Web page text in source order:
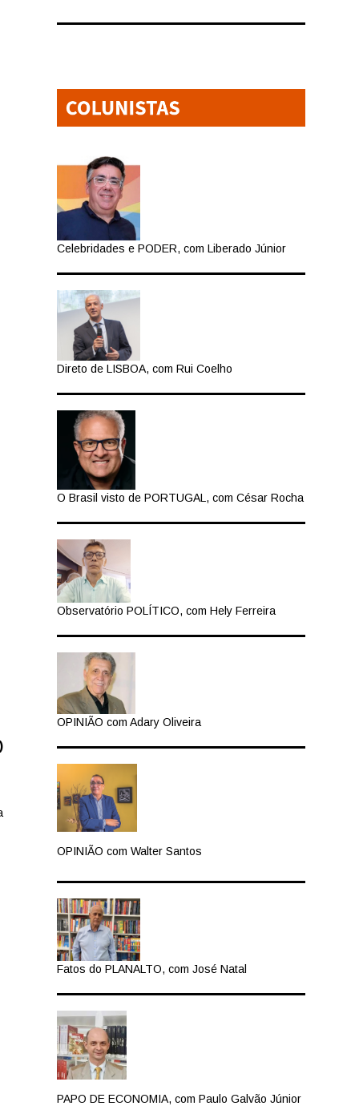
Celebridades e PODER, com Liberado Júnior
Direto de LISBOA, com Rui Coelho
O Brasil visto de PORTUGAL, com César Rocha
Observatório POLÍTICO, com Hely Ferreira
OPINIÃO com Adary Oliveira
OPINIÃO com Walter Santos
Fatos do PLANALTO, com José Natal
PAPO DE ECONOMIA, com Paulo Galvão Júnior